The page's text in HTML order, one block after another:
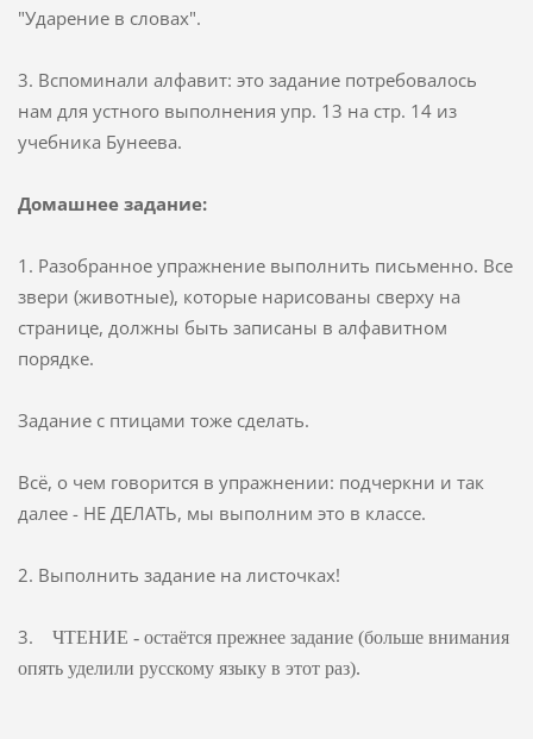
"Ударение в словах".
3. Вспоминали алфавит: это задание потребовалось
нам для устного выполнения упр. 13 на стр. 14 из
учебника Бунеева.
Домашнее задание:
1. Разобранное упражнение выполнить письменно. Все
звери (животные), которые нарисованы сверху на
странице, должны быть записаны в алфавитном
порядке.
Задание с птицами тоже сделать.
Всё, о чем говорится в упражнении: подчеркни и так
далее - НЕ ДЕЛАТЬ, мы выполним это в классе.
2. Выполнить задание на листочках!
3.
ЧТЕНИЕ - остаётся прежнее задание (больше внимания
опять уделили русскому языку в этот раз).